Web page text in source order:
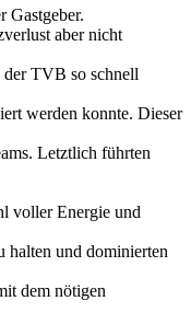
Gastgeber.
aber nicht
der TVB so schnell
werden konnte. Dieser
Letztlich führten
voller Energie und
halten und dominierten
dem nötigen